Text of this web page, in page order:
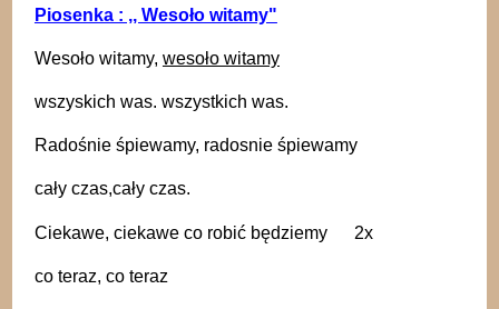
Piosenka : ,, Wesoło witamy"
Wesoło witamy, wesoło witamy
wszyskich was. wszystkich was.
Radośnie śpiewamy, radosnie śpiewamy
cały czas,cały czas.
Ciekawe, ciekawe co robić będziemy 2x
co teraz, co teraz